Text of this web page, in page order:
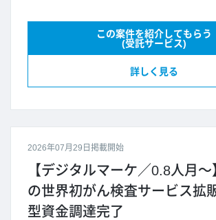
詳しく見る
この案件を紹介してもらう
(受託サービス)
2026年07月29日掲載開始
【デジタルマーケ／0.8人月
の世界初がん検査サービス拡
型資金調達完了